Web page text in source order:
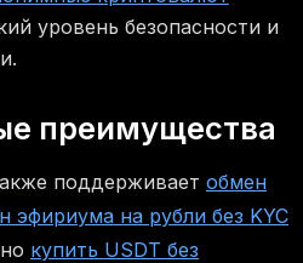
уровень безопасности и
преимущества
поддерживает обмен
эфириума на рубли без KYC
купить USDT без